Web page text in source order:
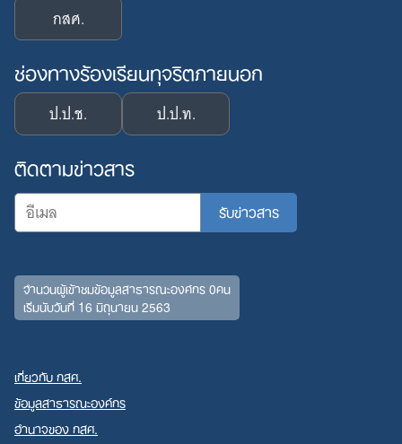
กสศ.
ช่องทางร้องเรียนทุจริตภายนอก
ป.ป.ช. ป.ป.ท.
ติดตามข่าวสาร
จำนวนผู้เข้าชมข้อมูลสาธารณะองค์กร 0คน
เริ่มนับวันที่ 16 มิถุนายน 2563
เกี่ยวกับ กสศ.
ข้อมูลสาธารณะองค์กร
อำนาจของ กสศ.